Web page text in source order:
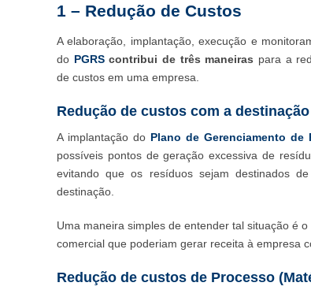
1 – Redução de Custos
A elaboração, implantação, execução e
do PGRScontribui de três maneiras para a
de custos em uma empresa.
Redução de custos com a
A implantação do Plano de Gerenciamento de
possíveis pontos de geração excessiva de
evitando que os resíduos sejam destinados
destinação.
Uma maneira simples de entender tal situação é
comercial que poderiam gerar receita à empresa
Redução de custos de Processo